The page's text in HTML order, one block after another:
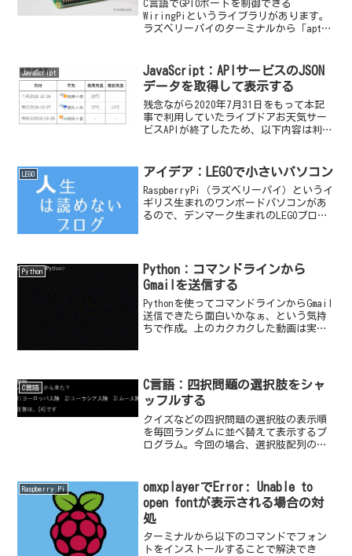
C言語でGPIOポートを制御できる
WiringPiというライブラリがあります。
ラズベリーパイのターミナルから「apt-
は、GitHubからダウンロードして自...
JavaScript
JavaScript：APIサービスのJSON
データを取得して表示する
残念ながら2020年7月31日をもって本記
事で利用していたライブドアお天気サー
ビスAPIが終了したため、以下内容は利用
ログラムは実行できませんのでご了承く
ださい。（...
LEGO アイデア：LEGOで小さいパソコン
RaspberryPi（ラズベリーパイ）というイ
ギリス生まれのワンボードパソコンがあ
るので、デンマーク生まれのLEGOブロッ
ラウン管...
Python
Python：コマンドラインから
Gmailを送信する
Pythonを使ってコマンドラインからGmail
送信できたら面白いかなぁ、という気持
ちで作成。上のカクカクした動画は実際
ちん...
C言語
C言語：四択問題の選択肢をシャ
ッフルする
クイズなどの四択問題の選択肢の表示順
を毎回ランダムに並べ替えて表示するプ
ログラム。今回の場合、選択肢配列の先
もする。
Raspberry Pi
omxplayerでError: Unable to
open fontが表示される場合の対
処
ターミナルから以下のコマンドでフォン
トをインストールすることで解決でき